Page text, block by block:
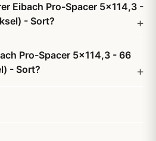
Eibach Pro-Spacer 5x114,3 -
- Sort?
Pro-Spacer 5x114,3 - 66
- Sort?